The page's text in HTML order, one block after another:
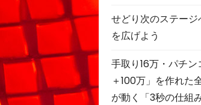
せどり次のステー
を広げよう
手取り16万・パチ
＋100万」を作れた
が動く「3秒の仕組